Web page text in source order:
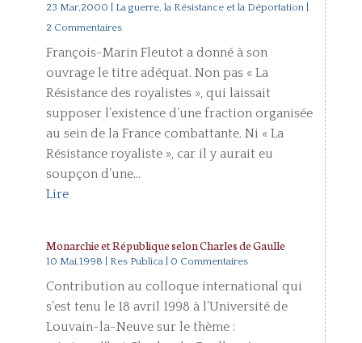
23 Mar,2000 La guerre, la Résistance et la Déportation|
2 Commentaires
François-Marin Fleutot a donné à son
ouvrage le titre adéquat. Non pas « La
Résistance des royalistes », qui laissait
supposer l’existence d’une fraction organisée
au sein de la France combattante. Ni « La
Résistance royaliste », car il y aurait eu
soupçon d’une...
Lire
Monarchie et République selon Charles de Gaulle
10 Mai,1998 Res Publica| 0 Commentaires
Contribution au colloque international qui
s’est tenu le 18 avril 1998 à l’Université de
Louvain-la-Neuve sur le thème :